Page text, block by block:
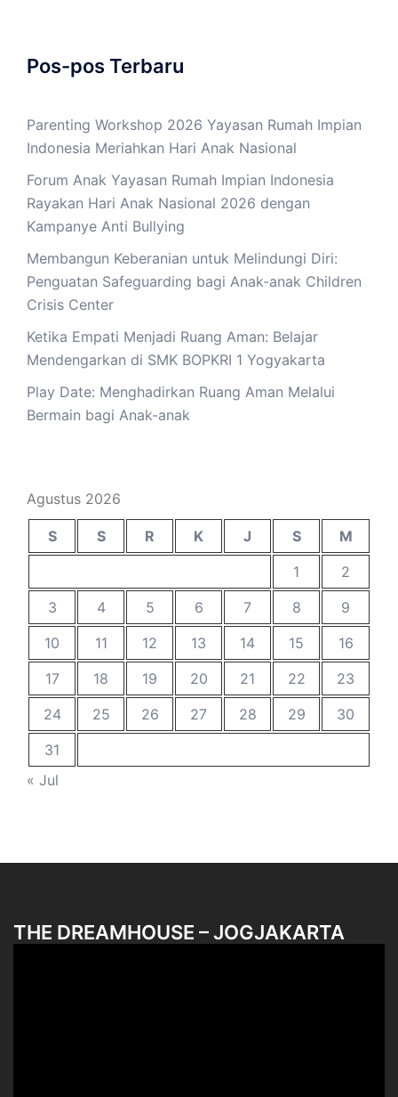
Pos-pos Terbaru
Parenting Workshop 2026 Yayasan Rumah Impian
Indonesia Meriahkan Hari Anak Nasional
Forum Anak Yayasan Rumah Impian Indonesia
Rayakan Hari Anak Nasional 2026 dengan
Kampanye Anti Bullying
Membangun Keberanian untuk Melindungi Diri:
Penguatan Safeguarding bagi Anak-anak Children
Crisis Center
Ketika Empati Menjadi Ruang Aman: Belajar
Mendengarkan di SMK BOPKRI 1 Yogyakarta
Play Date: Menghadirkan Ruang Aman Melalui
Bermain bagi Anak-anak
Agustus 2026
S S R K J S
M
1
2
3
4 5 6 7 8
9
10
11 12 13 14 15
16
17
18 19 20 21 22
23
24
25 26 27 28 29
30
31
« Jul
THE DREAMHOUSE – JOGJAKARTA